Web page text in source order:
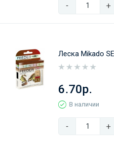
- +
Леска Mikado
6.70р.
В наличии
- +